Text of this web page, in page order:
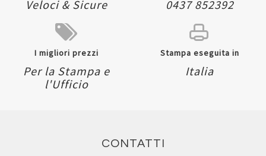
Veloci & Sicure 0437 852392
I migliori prezzi
Per la Stampa e
l'Ufficio
Stampa eseguita in
Italia
CONTATTI